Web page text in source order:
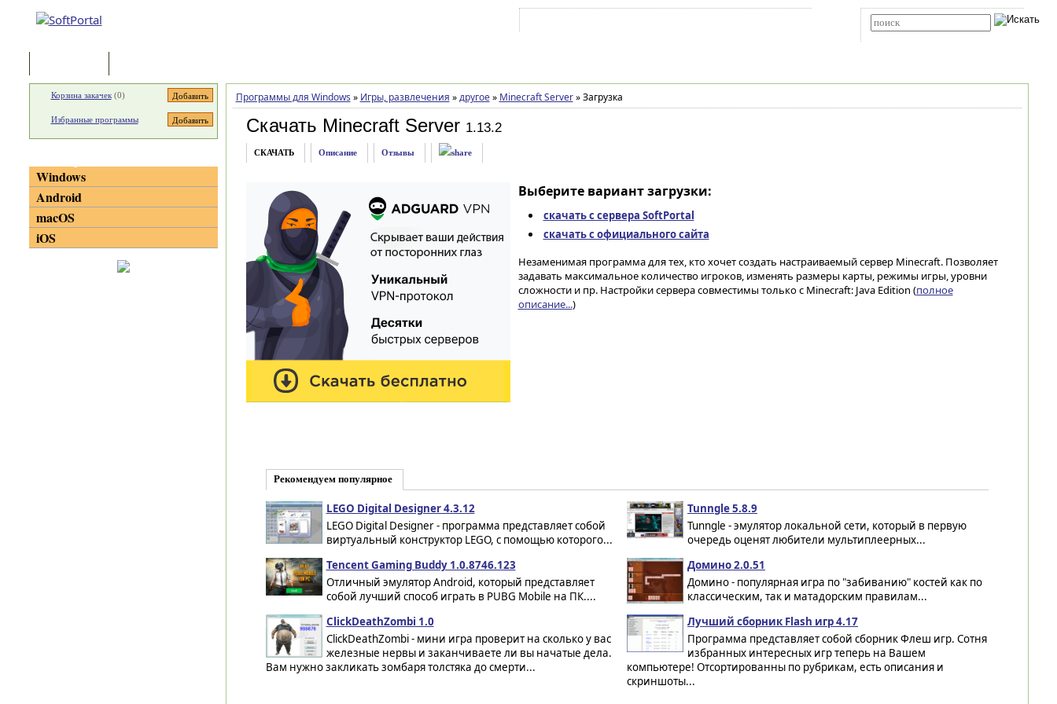
Программы для Windows » Игры, развлечения » другое » Minecraft Server »Загрузка
Скачать Minecraft Server 1.13.2
СКАЧАТЬ Описание Отзывы
Выберите вариант загрузки:
скачать с сервера SoftPortal
скачать с официального сайта
Незаменимая программа для тех, кто хочет создать настраиваемый сервер Minecraft. Позволяет
задавать максимальное количество игроков, изменять размеры карты, режимы игры, уровни
сложности и пр. Настройки сервера совместимы только с Minecraft: Java Edition (полное
описание...)
Рекомендуем популярное
LEGO Digital Designer 4.3.12
LEGO Digital Designer - программа представляет собой
виртуальный конструктор LEGO, с помощью которого...
Tunngle 5.8.9
Tunngle - эмулятор локальной сети, который в первую
очередь оценят любители мультиплеерных...
Tencent Gaming Buddy 1.0.8746.123
Отличный эмулятор Android, который представляет
собой лучший способ играть в PUBG Mobile на ПК....
Домино 2.0.51
Домино - популярная игра по "забиванию" костей как по
классическим, так и матадорским правилам...
ClickDeathZombi 1.0
ClickDeathZombi - мини игра проверит на сколько у вас
железные нервы и заканчиваете ли вы начатые дела.
Вам нужно закликать зомбаря толстяка до смерти...
Лучший сборник Flash игр 4.17
Программа представляет собой сборник Флеш игр. Сотня
избранных интересных игр теперь на Вашем
компьютере! Отсортированны по рубрикам, есть описания и
скриншоты...
Корзина закачек(0)
Избранные программы
Windows
Android
macOS
iOS